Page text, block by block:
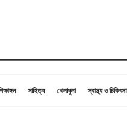
সাহিত্য খেলাধুলা স্বাস্থ্য ও চিকিৎসা